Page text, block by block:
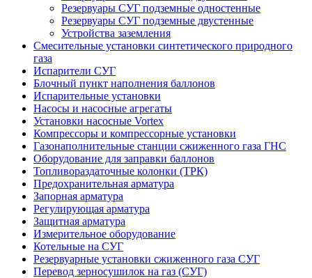
Резервуары СУГ подземные одностенные
Резервуары СУГ подземные двустенные
Устройства заземления
Смесительные установки синтетического природного
газа
Испарители СУГ
Блочный пункт наполнения баллонов
Испарительные установки
Насосы и насосные агрегаты
Установки насосные Vortex
Компрессоры и компрессорные установки
Газонаполнительные станции сжиженного газа ГНС
Оборудование для заправки баллонов
Топливораздаточные колонки (ТРК)
Предохранительная арматура
Запорная арматура
Регулирующая арматура
Защитная арматура
Измерительное оборудование
Котельные на СУГ
Резервуарные установки сжиженного газа СУГ
Перевод зерносушилок на газ (СУГ)